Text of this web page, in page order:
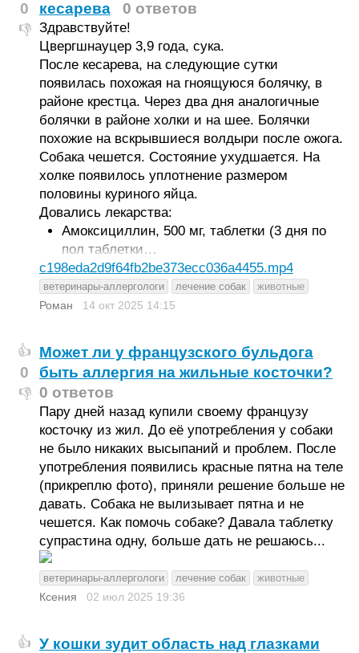
0
👎
кесарева 0 ответов
Здравствуйте!
Цвергшнауцер 3,9 года, сука.
После кесарева, на следующие сутки
появилась похожая на гноящуюся болячку, в
районе крестца. Через два дня аналогичные
болячки в районе холки и на шее. Болячки
похожие на вскрывшиеся волдыри после ожога.
Собака чешется. Состояние ухудшается. На
холке появилось уплотнение размером
половины куриного яйца.
Довались лекарства:
Амоксициллин, 500 мг, таблетки (3 дня по
пол таблетки…
c198eda2d9f64fb2be373ecc036a4455.mp4
ветеринары-аллергологи лечение собак животные
Роман 14 окт 2025 14:15
👍
0
👎
Может ли у французского бульдога
быть аллергия на жильные косточки?
0 ответов
Пару дней назад купили своему французу
косточку из жил. До её употребления у собаки
не было никаких высыпаний и проблем. После
употребления появились красные пятна на теле
(прикреплю фото), приняли решение больше не
давать. Собака не вылизывает пятна и не
чешется. Как помочь собаке? Давала таблетку
супрастина одну, больше дать не решаюсь...
ветеринары-аллергологи лечение собак животные
Ксения 02 июл 2025 19:36
👍 У кошки зудит область над глазками